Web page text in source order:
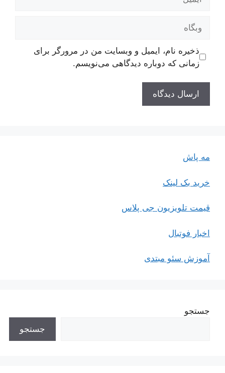
وبگاه
ذخیره نام، ایمیل و وبسایت من در مرورگر برای
زمانی که دوباره دیدگاهی می‌نویسم.
مه پاش
خرید بک لینک
قیمت تلویزیون جی پلاس
اخبار فوتبال
آموزش سئو مبتدی
جستجو
جستجو